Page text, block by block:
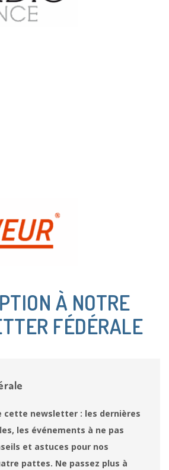
À NOTRE
FÉDÉRALE
cette newsletter : les dernières
les événements à ne pas
et astuces pour nos
pattes. Ne passez plus à